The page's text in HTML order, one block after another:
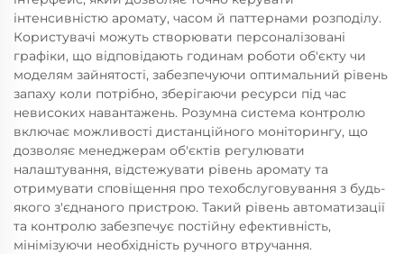
інтенсивністю аромату, часом й паттернами розподілу.
Користувачі можуть створювати персоналізовані
графіки, що відповідають годинам роботи об'єкту чи
моделям зайнятості, забезпечуючи оптимальний рівень
запаху коли потрібно, зберігаючи ресурси під час
невисоких навантажень. Розумна система контролю
включає можливості дистанційного моніторингу, що
дозволяє менеджерам об'єктів регулювати
налаштування, відстежувати рівень аромату та
отримувати сповіщення про техобслуговування з будь-
якого з'єднаного пристрою. Такий рівень автоматизації
та контролю забезпечує постійну ефективність,
мінімізуючи необхідність ручного втручання.